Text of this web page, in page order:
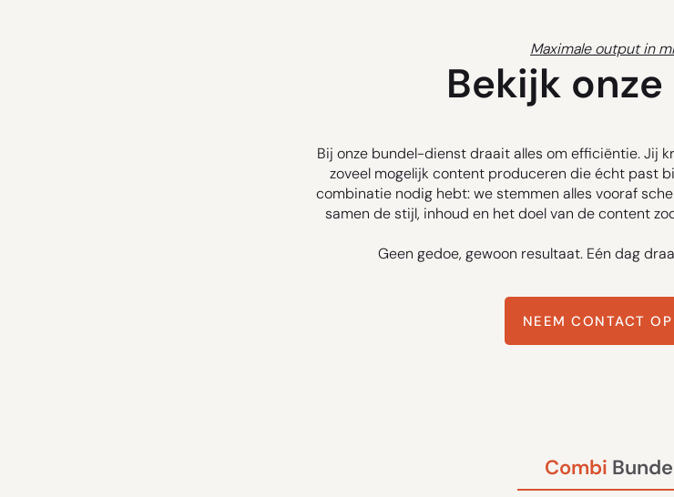
Maximale output in
Bekijk onze
Bij onze bundel-dienst draait alles om efficiëntie. Jij
zoveel mogelijk content produceren die écht past
combinatie nodig hebt: we stemmen alles vooraf
samen de stijl, inhoud en het doel van de content
Geen gedoe, gewoon resultaat. Eén dag
NEEM CONTACT OP
Combi